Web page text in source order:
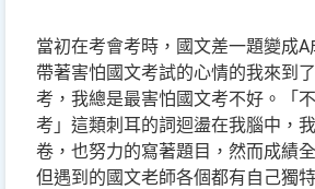
當初在考會考時，國文差一題變成A
帶著害怕國文考試的心情的我來到
考，我總是最害怕國文考不好。「
考」這類刺耳的詞迴盪在我腦中，
卷，也努力的寫著題目，然而成績
但遇到的國文老師各個都有自己獨